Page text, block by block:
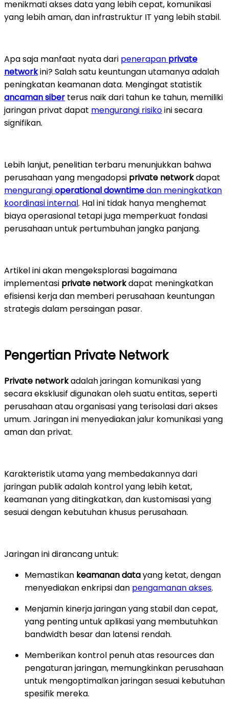
menikmati akses data yang lebih cepat, komunikasi
yang lebih aman, dan infrastruktur IT yang lebih stabil.
Apa saja manfaat nyata dari penerapan private
networkini? Salah satu keuntungan utamanya adalah
peningkatan keamanan data. Mengingat statistik
ancaman siber terus naik dari tahun ke tahun, memiliki
jaringan privat dapat mengurangi risikoini secara
signifikan.
Lebih lanjut, penelitian terbaru menunjukkan bahwa
perusahaan yang mengadopsi private networkdapat
mengurangioperational downtimedan meningkatkan
koordinasi internal. Hal ini tidak hanya menghemat
biaya operasional tetapi juga memperkuat fondasi
perusahaan untuk pertumbuhan jangka panjang.
Artikel ini akan mengeksplorasi bagaimana
implementasi private networkdapat meningkatkan
efisiensi kerja dan memberi perusahaan keuntungan
strategis dalam persaingan pasar.
Pengertian Private Network
Private networkadalah jaringan komunikasi yang
secara eksklusif digunakan oleh suatu entitas, seperti
perusahaan atau organisasi yang terisolasi dari akses
umum. Jaringan ini menyediakan jalur komunikasi yang
aman dan privat.
Karakteristik utama yang membedakannya dari
jaringan publik adalah kontrol yang lebih ketat,
keamanan yang ditingkatkan, dan kustomisasi yang
sesuai dengan kebutuhan khusus perusahaan.
Jaringan ini dirancang untuk:
Memastikan keamanan datayang ketat, dengan
menyediakan enkripsi dan pengamanan akses.
Menjamin kinerja jaringan yang stabil dan cepat,
yang penting untuk aplikasi yang membutuhkan
bandwidth besar dan latensi rendah.
Memberikan kontrol penuh atas resources dan
pengaturan jaringan, memungkinkan perusahaan
untuk mengoptimalkan jaringan sesuai kebutuhan
spesifik mereka.